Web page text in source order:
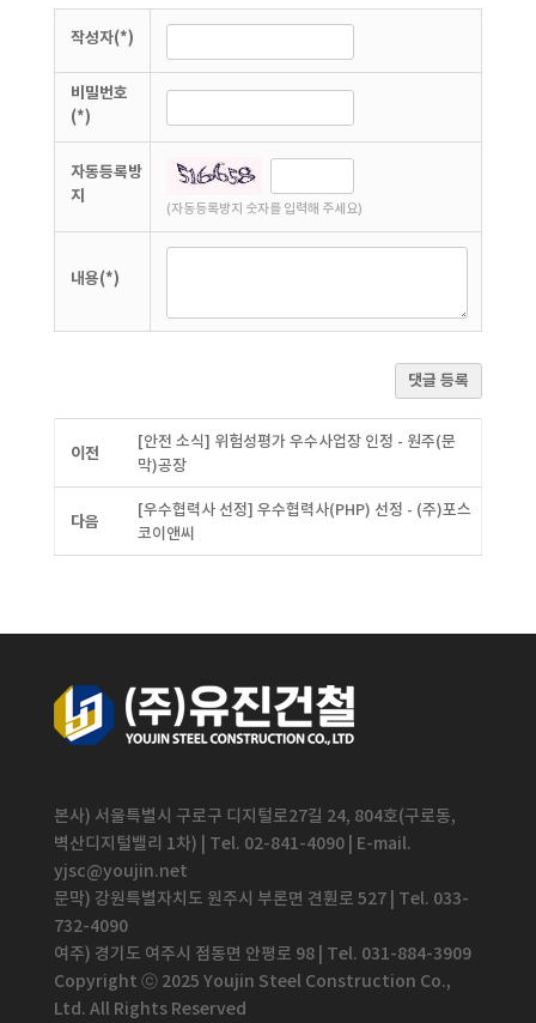
작성자(*)
비밀번호
(*)
자동등록방
지
(자동등록방지 숫자를 입력해 주세요)
내용(*)
댓글 등록
이전
[안전 소식] 위험성평가 우수사업장 인정 - 원주(문
막)공장
다음
[우수협력사 선정] 우수협력사(PHP) 선정 - (주)포스
코이앤씨
본사) 서울특별시 구로구 디지털로27길 24, 804호(구로동,
벽산디지털밸리 1차) | Tel. 02-841-4090 | E-mail.
yjsc@youjin.net
문막) 강원특별자치도 원주시 부론면 견훤로 527 | Tel. 033-
732-4090
여주) 경기도 여주시 점동면 안평로 98 | Tel. 031-884-3909
Copyright ⓒ 2025 Youjin Steel Construction Co.,
Ltd. All Rights Reserved